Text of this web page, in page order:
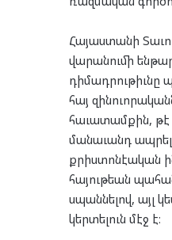
Հայաստանի
վարանումի
դիմադրութիւնը
հայ
հաւատամքին, թէ
մանաւանդ
քրիստոնէական
հայութեան
սպաննելով, այլ
կերտելուն մէջ է։